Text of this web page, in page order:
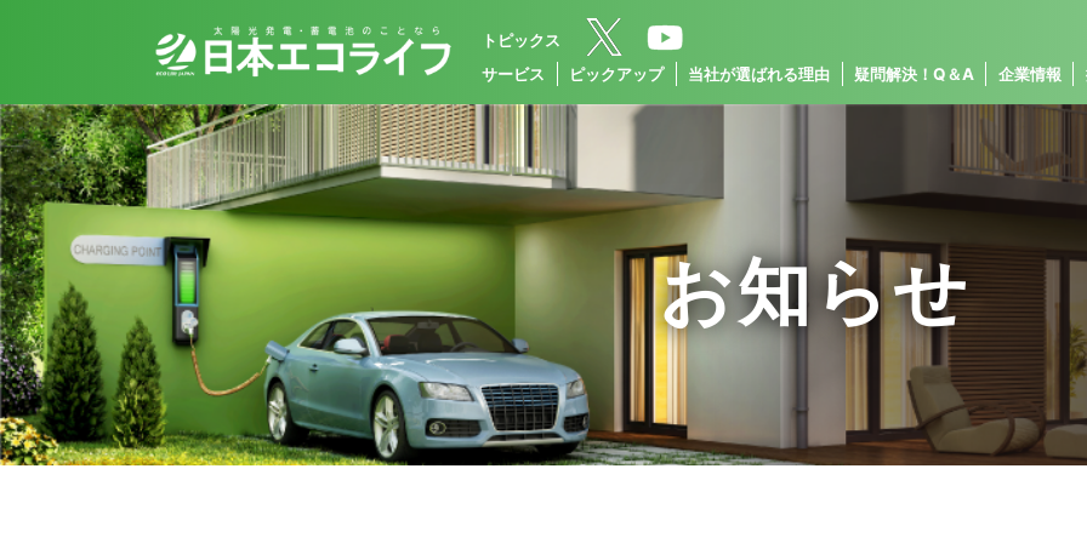
トピックス
サービス
ピックアップ 当社が選ばれる理由 疑問解決！Q＆A 企業情報
お知らせ